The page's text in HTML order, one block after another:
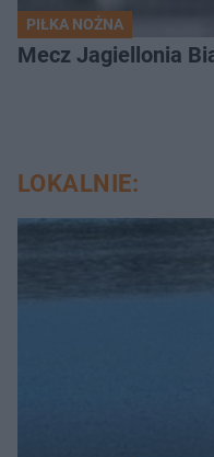
PIŁKA NOŻNA
Mecz Jagiellonia
LOKALNIE: